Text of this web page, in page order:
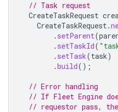
// Task request
CreateTaskRequest
CreateTaskRequest.
. setParent(
. setTaskId(
. setTask(task)
.build();
// Error handling
// If Fleet Engine
// requestor pass,